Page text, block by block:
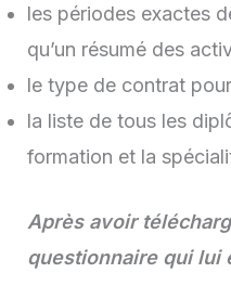
les périodes exactes
qu’un résumé des
le type de contrat
la liste de tous les
formation et la
Après avoir
questionnaire qui lui